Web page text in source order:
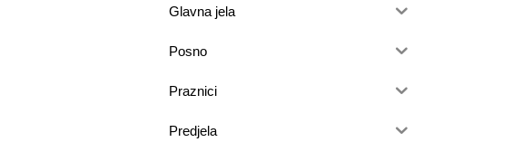
Glavna jela
Posno
Praznici
Predjela